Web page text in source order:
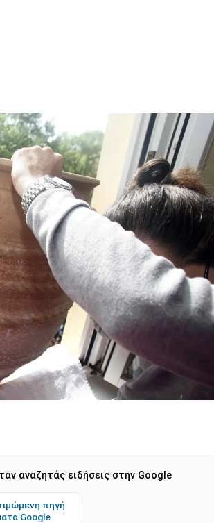
αναζητάς ειδήσεις στην Google
πηγή
Google